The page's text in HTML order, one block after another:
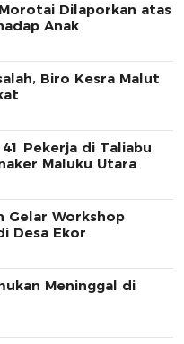
Dilaporkan atas
Anak
Biro Kesra Malut
Pekerja di Taliabu
Disnaker Maluku Utara
Gelar Workshop
Desa Ekor
Meninggal di